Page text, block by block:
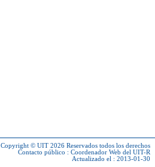
Copyright © UIT 2026 Reservados todos los derechos
Contacto público : Coordenador Web del UIT-R
Actualizado el : 2013-01-30